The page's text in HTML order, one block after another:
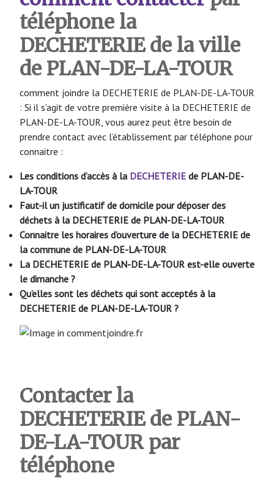
téléphone la
DECHETERIE de la ville
de PLAN-DE-LA-TOUR
comment joindre la DECHETERIE de PLAN-DE-LA-TOUR
: Si il s’agit de votre première visite à la DECHETERIE de
PLAN-DE-LA-TOUR, vous aurez peut être besoin de
prendre contact avec l’établissement par téléphone pour
connaitre :
Les conditions d’accès à la DECHETERIE de PLAN-DE-
LA-TOUR
Faut-il un justificatif de domicile pour déposer des
déchets à la DECHETERIE de PLAN-DE-LA-TOUR
Connaitre les horaires d’ouverture de la DECHETERIE de
la commune de PLAN-DE-LA-TOUR
La DECHETERIE de PLAN-DE-LA-TOUR est-elle ouverte
le dimanche ?
Qu’elles sont les déchets qui sont acceptés à la
DECHETERIE de PLAN-DE-LA-TOUR ?
Contacter la
DECHETERIE de PLAN-
DE-LA-TOUR par
téléphone